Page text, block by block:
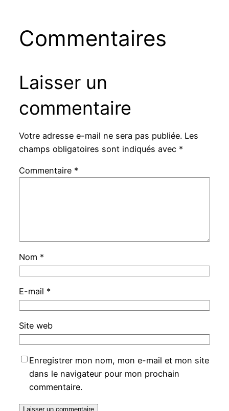
Commentaires
Laisser un
commentaire
Votre adresse e-mail ne sera pas publiée. Les
champs obligatoires sont indiqués avec *
Commentaire *
Nom *
E-mail *
Site web
Enregistrer mon nom, mon e-mail et mon site
dans le navigateur pour mon prochain
commentaire.